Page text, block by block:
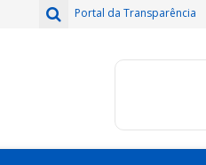
Portal da Transparência